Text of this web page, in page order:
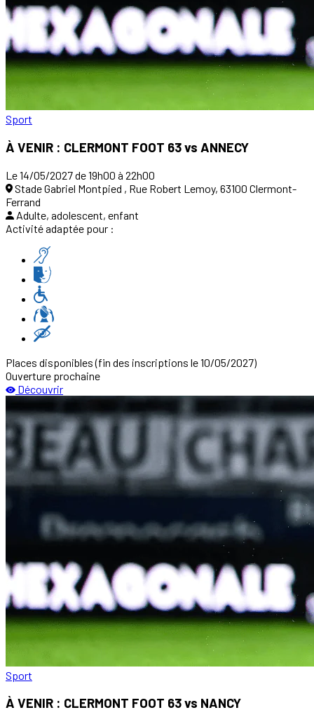
Sport
À VENIR : CLERMONT FOOT 63 vs ANNECY
Le 14/05/2027 de 19h00 à 22h00
Stade Gabriel Montpied , Rue Robert Lemoy, 63100 Clermont-
Ferrand
Adulte, adolescent, enfant
Activité adaptée pour :
Places disponibles(fin des inscriptions le 10/05/2027)
Ouverture prochaine
Découvrir
Sport
À VENIR : CLERMONT FOOT 63 vs NANCY